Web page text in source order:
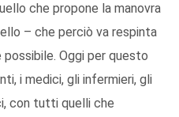
che propone la manovra
– che perciò va respinta
Oggi per questo
i medici, gli infermieri, gli
con tutti quelli che